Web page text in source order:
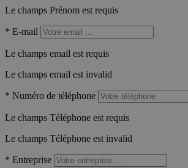
Le champs Prénom est requis
* E-mail
Le champs email est requis
Le champs email est invalid
* Numéro de téléphone
Le champs Téléphone est requis
Le champs Téléphone est invalid
* Entreprise